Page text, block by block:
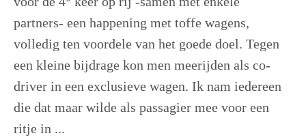
partners- een happening met toffe wagens,
volledig ten voordele van het goede doel. Tegen
een kleine bijdrage kon men meerijden als co-
driver in een exclusieve wagen. Ik nam iedereen
die dat maar wilde als passagier mee voor een
ritje in ...